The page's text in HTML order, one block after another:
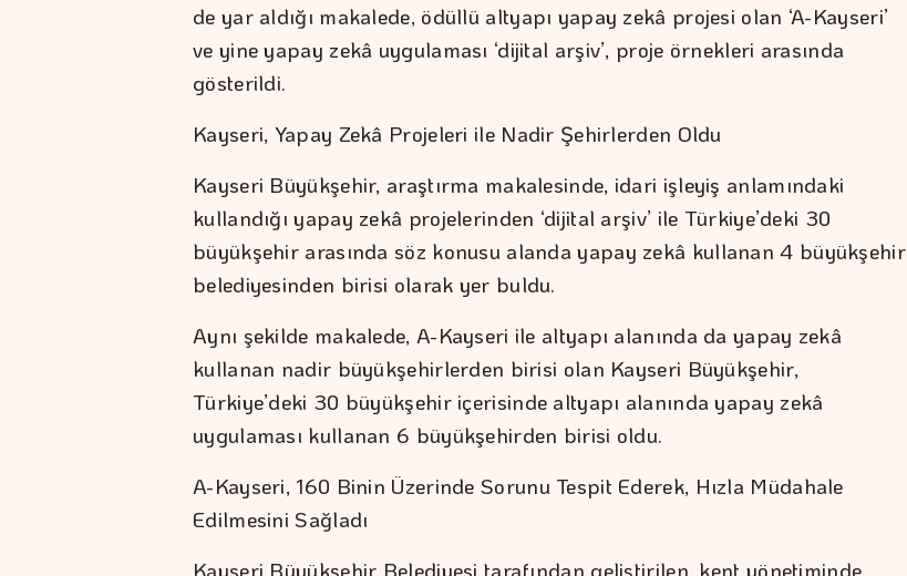
de yar aldığı makalede, ödüllü altyapı yapay zekâ projesi olan ‘A-Kayseri’
ve yine yapay zekâ uygulaması ‘dijital arşiv’, proje örnekleri arasında
gösterildi.
Kayseri, Yapay Zekâ Projeleri ile Nadir Şehirlerden Oldu
Kayseri Büyükşehir, araştırma makalesinde, idari işleyiş anlamındaki
kullandığı yapay zekâ projelerinden ‘dijital arşiv’ ile Türkiye’deki 30
büyükşehir arasında söz konusu alanda yapay zekâ kullanan 4 büyükşehir
belediyesinden birisi olarak yer buldu.
Aynı şekilde makalede, A-Kayseri ile altyapı alanında da yapay zekâ
kullanan nadir büyükşehirlerden birisi olan Kayseri Büyükşehir,
Türkiye’deki 30 büyükşehir içerisinde altyapı alanında yapay zekâ
uygulaması kullanan 6 büyükşehirden birisi oldu.
A-Kayseri, 160 Binin Üzerinde Sorunu Tespit Ederek, Hızla Müdahale
Edilmesini Sağladı
Kayseri Büyükşehir Belediyesi tarafından geliştirilen, kent yönetiminde